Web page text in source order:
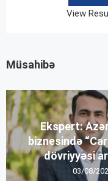
View
Müsahibə
Ekspert:
biznesində
dövriyyəsi
03/08/